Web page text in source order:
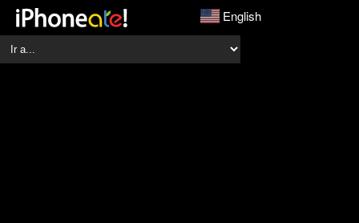
English